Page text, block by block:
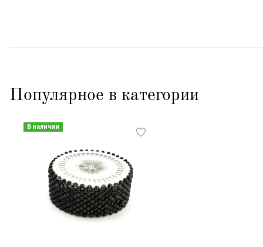
Популярное в категории
В наличии